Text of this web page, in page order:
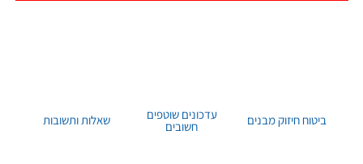
ביטוח חיזוק מבנים עדכונים שוטפים
חשובים שאלות ותשובות